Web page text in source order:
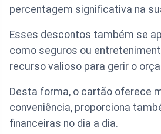
percentagem significativa na
Esses descontos também se
como seguros ou
recurso valioso para gerir o
Desta forma, o cartão oferece
conveniência, proporciona
financeiras no dia a dia.